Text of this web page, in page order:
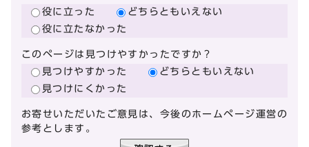
役に立った
どちらともいえない
役に立たなかった
このページは見つけやすかったですか？
見つけやすかった
どちらともいえない
見つけにくかった
お寄せいただいたご意見は、今後のホームページ運営の
参考とします。